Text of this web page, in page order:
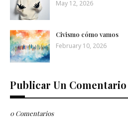
May 12, 2026
Civismo cómo vamos
February 10, 2026
Publicar Un Comentario
0 Comentarios